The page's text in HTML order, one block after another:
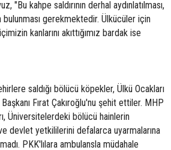
"Bu kahpe saldırının derhal aydınlatılması,
gerekmektedir. Ülkücüler için
kanlarını akıttığımız bardak ise
saldığı bölücü köpekler, Ülkü Ocakları
Fırat Çakıroğlu'nu şehit ettiler. MHP
Üniversitelerdeki bölücü hainlerin
devlet yetkililerini defalarca uyarmalarına
PKK'lılara ambulansla müdahale